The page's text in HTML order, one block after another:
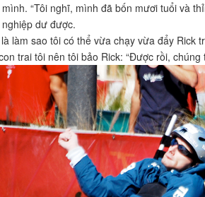
“Tôi nghĩ, mình đã bốn mươi tuổi và
dư được.
làm sao tôi có thể vừa chạy vừa đẩy Rick
trai tôi nên tôi bảo Rick: “Được rồi, chúng